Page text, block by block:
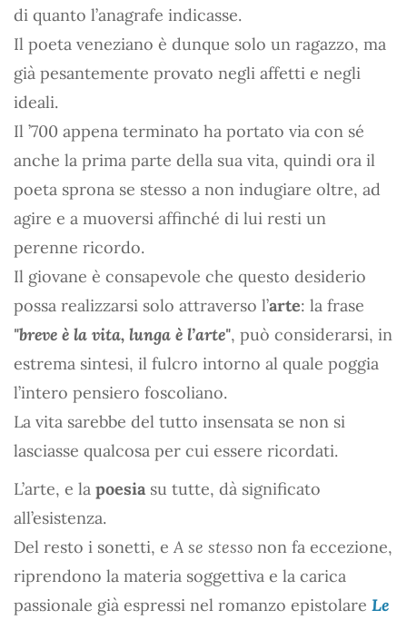
di quanto l’anagrafe indicasse.
Il poeta veneziano è dunque solo un ragazzo, ma
già pesantemente provato negli affetti e negli
ideali.
Il ’700 appena terminato ha portato via con sé
anche la prima parte della sua vita, quindi ora il
poeta sprona se stesso a non indugiare oltre, ad
agire e a muoversi affinché di lui resti un
perenne ricordo.
Il giovane è consapevole che questo desiderio
possa realizzarsi solo attraverso l’arte: la frase
"breve è la vita, lunga è l’arte", può considerarsi, in
estrema sintesi, il fulcro intorno al quale poggia
l’intero pensiero foscoliano.
La vita sarebbe del tutto insensata se non si
lasciasse qualcosa per cui essere ricordati.
L’arte, e la poesia su tutte, dà significato
all’esistenza.
Del resto i sonetti, e A se stesso non fa eccezione,
riprendono la materia soggettiva e la carica
passionale già espressi nel romanzo epistolare Le